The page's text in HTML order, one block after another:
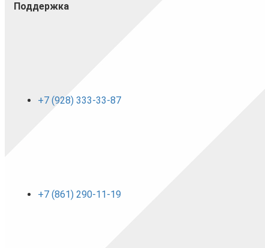
Поддержка
+7 (928) 333-33-87
+7 (861) 290-11-19